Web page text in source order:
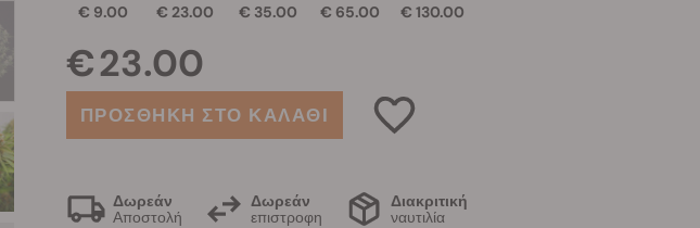
€ 9.00 € 23.00 € 35.00 € 65.00 € 130.00
€ 23.00
ΠΡΟΣΘΗΚΗ ΣΤΟ ΚΑΛΑΘΙ
Δωρεάν
Αποστολή
Δωρεάν
επιστροφη
Διακριτική
ναυτιλία